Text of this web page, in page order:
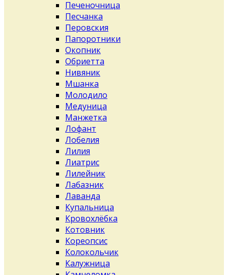
Печеночница
Песчанка
Перовския
Папоротники
Окопник
Обриетта
Нивяник
Мшанка
Молодило
Медуница
Манжетка
Лофант
Лобелия
Лилия
Лиатрис
Лилейник
Лабазник
Лаванда
Купальница
Кровохлёбка
Котовник
Кореопсис
Колокольчик
Калужница